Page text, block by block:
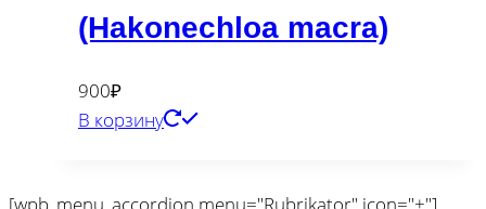
(Hakonechloa macra)
900₽
В корзину
[wpb_menu_accordion menu="Rubrikator" icon="+"]